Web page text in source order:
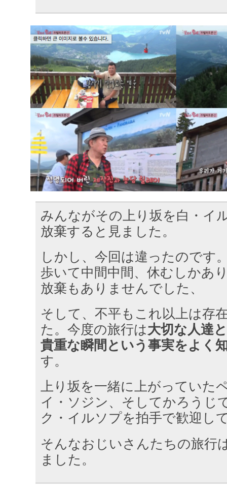
みんながその上り坂を白・イ
放棄すると見ました。
しかし、今回は違ったのです
歩いて中間中間、休むしかあ
放棄もありませんでした、
そして、不平もこれ以上は存
た。今度の旅行は大切な人達
貴重な瞬間という事実をよく
す。
上り坂を一緒に上がっていた
イ・ソジン、そしてかろうじ
ク・イルソプを拍手で歓迎し
そんなおじいさんたちの旅行
ました。